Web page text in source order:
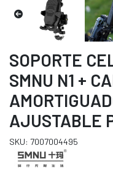
SOPORTE
SMNU N1 +
AJUSTABLE
SKU: 7007004495